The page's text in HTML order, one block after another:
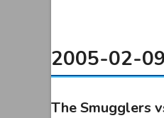
2005-02-
The Smugglers